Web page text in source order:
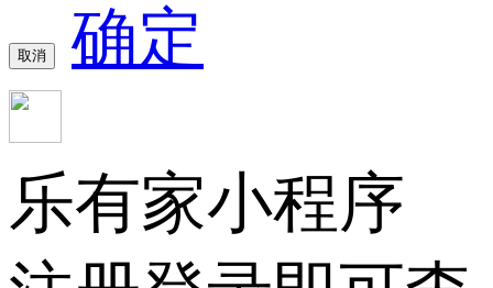
取消 确定
乐有家小程序